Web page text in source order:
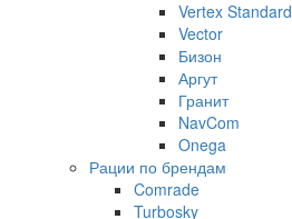
Vertex Standard
Vector
Бизон
Аргут
Гранит
NavCom
Onega
Рации по брендам
Comrade
Turbosky